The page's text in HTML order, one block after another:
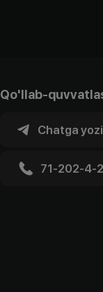
Qo'llab-
Chatga
71-202-4-